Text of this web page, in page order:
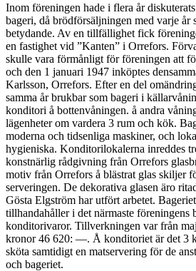
Inom föreningen hade i flera år
bageri, då brödförsäljningen med varje år
betydande. Av en tillfällighet fick
en fastighet vid ”Kanten” i Orrefors.
skulle vara förmånligt för föreningen att
och den 1 januari 1947 inköptes
Karlsson, Orrefors. Efter en del
samma år brukbar som bageri i
konditori å botten­våningen. å andra
lägenheter om vardera 3 rum och kök.
moderna och tidsenliga maskiner, och
hygieniska. Konditorilokalerna inreddes
konstnärlig rådgivning från Orrefors
motiv från Orrefors å blästrat glas skiljer
serveringen. De dekorativa glasen äro
Gösta Elgström har utfört arbetet.
tillhandahåller i det närmaste föreningens
konditorivaror. Tillverkningen var från
kronor 46 620: —. Å konditoriet är det 3
sköta samtidigt en matservering för de
och bageriet.